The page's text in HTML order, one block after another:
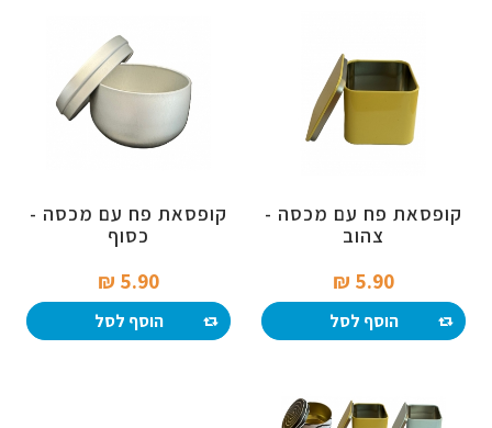
קופסאת פח עם מכסה -
צהוב
5.90 ₪‎
הוסף לסל
קופסאת פח עם מכסה -
כסוף
5.90 ₪‎
הוסף לסל